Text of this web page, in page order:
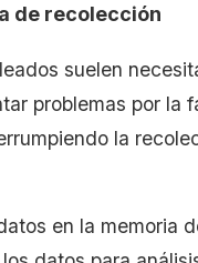
de recolección
suelen
problemas por la
la
en la memoria